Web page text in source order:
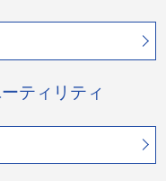
ティリティ